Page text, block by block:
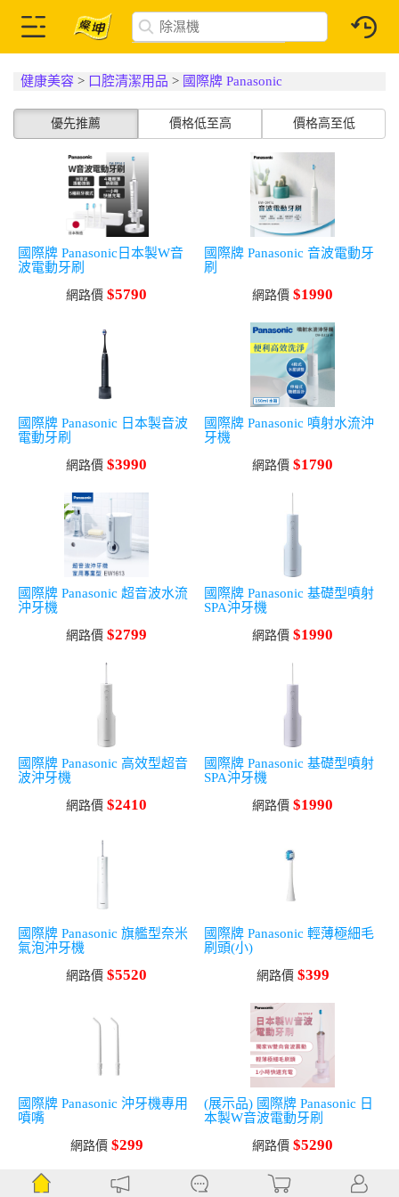
健康美容 > 口腔清潔用品 > 國際牌 Panasonic
優先推薦 價格低至高 價格高至低
國際牌 Panasonic日本製W音
波電動牙刷
網路價 $5790
國際牌 Panasonic 音波電動牙
刷
網路價 $1990
國際牌 Panasonic 日本製音波
電動牙刷
網路價 $3990
國際牌 Panasonic 噴射水流沖
牙機
網路價 $1790
國際牌 Panasonic 超音波水流
沖牙機
網路價 $2799
國際牌 Panasonic 基礎型噴射
SPA沖牙機
網路價 $1990
國際牌 Panasonic 高效型超音
波沖牙機
網路價 $2410
國際牌 Panasonic 基礎型噴射
SPA沖牙機
網路價 $1990
國際牌 Panasonic 旗艦型奈米
氣泡沖牙機
網路價 $5520
國際牌 Panasonic 輕薄極細毛
刷頭(小)
網路價 $399
國際牌 Panasonic 沖牙機專用
噴嘴
網路價 $299
(展示品) 國際牌 Panasonic 日
本製W音波電動牙刷
網路價 $5290